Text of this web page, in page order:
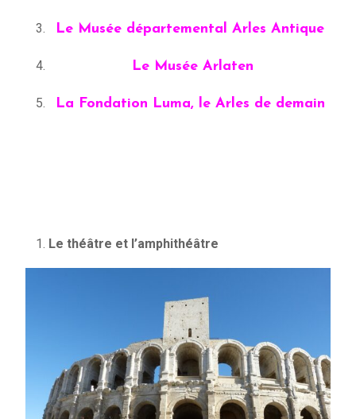
Le Musée départemental Arles Antique
Le Musée Arlaten
La Fondation Luma, le Arles de demain
Le théâtre et l’amphithéâtre